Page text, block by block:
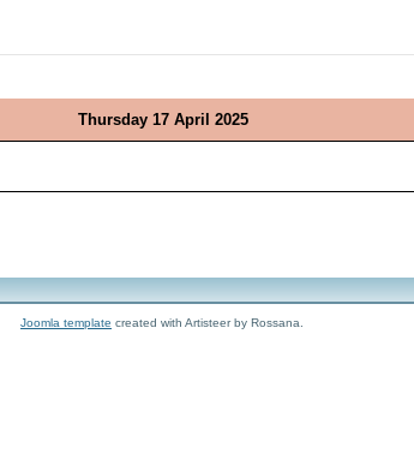
Thursday 17 April 2025
Joomla template created with Artisteer by Rossana.